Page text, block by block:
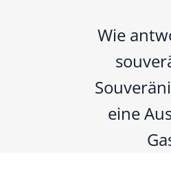
Wie
eine